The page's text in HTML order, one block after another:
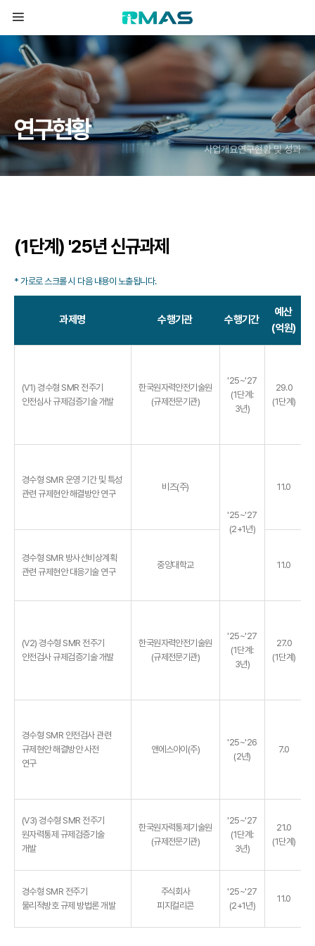
연구현황
사업개요연구현황 및 성과
(1단계) '25년 신규과제
과제명 수행기관 수행기간
예산
(억원)
(V1) 경수형 SMR 전주기
안전심사 규제검증기술 개발
한국원자력안전기술원
(규제전문기관)
'25~'27
(1단계:
3년)
29.0
(1단계)
경수형 SMR 운영 기간 및 특성
관련 규제현안 해결방안 연구
비즈(주)
'25~'27
(2+1년)
11.0
경수형 SMR 방사선비상계획
관련 규제현안 대응기술 연구
중앙대학교 11.0
(V2) 경수형 SMR 전주기
안전검사 규제검증기술 개발
한국원자력안전기술원
(규제전문기관)
'25~'27
(1단계:
3년)
27.0
(1단계)
경수형 SMR 안전검사 관련
규제현안 해결방안 사전
연구
앤에스아이(주)
'25~'26
(2년)
7.0
(V3) 경수형 SMR 전주기
원자력통제 규제검증기술
개발
한국원자력통제기술원
(규제전문기관)
'25~'27
(1단계:
3년)
21.0
(1단계)
경수형 SMR 전주기
물리적방호 규제 방법론 개발
주식회사
피지컬리콘
'25~'27
(2+1년)
11.0